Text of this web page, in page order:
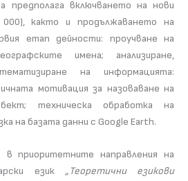
предполага включването на нови
както и продължаването на
етап дейности: проучване на
имена; анализиране,
на информацията:
мотивация за назоваване на
техническа обработка на
на базата данни с Google Earth.
приоритетните направления на
език „Теоретични езикови